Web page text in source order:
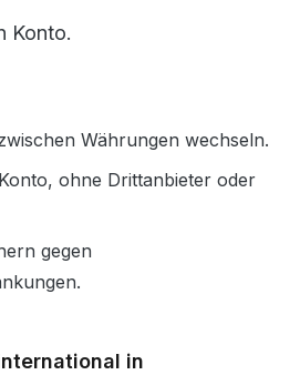
Konto.
Währungen wechseln.
ohne Drittanbieter oder
gegen
in